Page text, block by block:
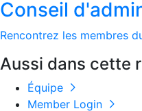
Conseil
Rencontrez les membres
Aussi dans cette
Équipe
Member Login